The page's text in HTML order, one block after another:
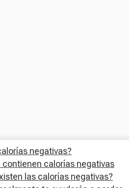
negativas?
calorías negativas
las calorías negativas?